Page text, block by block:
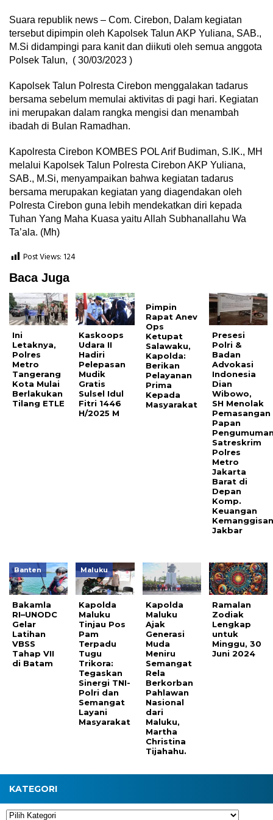
Suara republik news – Com. Cirebon, Dalam kegiatan
tersebut dipimpin oleh Kapolsek Talun AKP Yuliana, SAB.,
M.Si didampingi para kanit dan diikuti oleh semua anggota
Polsek Talun, ( 30/03/2023 )
Kapolsek Talun Polresta Cirebon menggalakan tadarus
bersama sebelum memulai aktivitas di pagi hari. Kegiatan
ini merupakan dalam rangka mengisi dan menambah
ibadah di Bulan Ramadhan.
Kapolresta Cirebon KOMBES POL Arif Budiman, S.IK., MH
melalui Kapolsek Talun Polresta Cirebon AKP Yuliana,
SAB., M.Si, menyampaikan bahwa kegiatan tadarus
bersama merupakan kegiatan yang diagendakan oleh
Polresta Cirebon guna lebih mendekatkan diri kepada
Tuhan Yang Maha Kuasa yaitu Allah Subhanallahu Wa
Ta’ala. (Mh)
Post Views: 124
Baca Juga
Ini
Letaknya,
Polres
Metro
Tangerang
Kota Mulai
Berlakukan
Tilang ETLE
Kaskoops
Udara II
Hadiri
Pelepasan
Mudik
Gratis
Sulsel Idul
Fitri 1446
H/2025 M
Pimpin
Rapat Anev
Ops
Ketupat
Salawaku,
Kapolda:
Berikan
Pelayanan
Prima
Kepada
Masyarakat
Presesi
Polri &
Badan
Advokasi
Indonesia
Dian
Wibowo,
SH Menolak
Pemasangan
Papan
Satreskrim
Polres
Metro
Jakarta
Barat di
Depan
Komp.
Keuangan
Jakbar
Banten
Bakamla
RI–UNODC
Gelar
Latihan
VBSS
Tahap VII
di Batam
Maluku
Kapolda
Maluku
Tinjau Pos
Pam
Terpadu
Tugu
Trikora:
Tegaskan
Sinergi TNI-
Polri dan
Semangat
Layani
Masyarakat
Kapolda
Maluku
Ajak
Generasi
Muda
Meniru
Semangat
Rela
Berkorban
Pahlawan
Nasional
dari
Maluku,
Martha
Christina
Tijahahu.
Ramalan
Zodiak
Lengkap
untuk
Minggu, 30
Juni 2024
KATEGORI
Kategori